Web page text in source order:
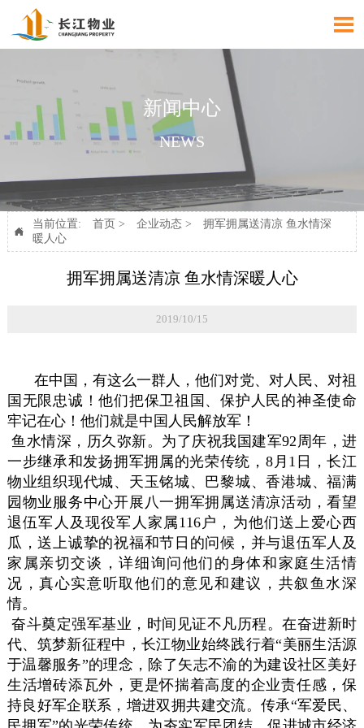

新闻中心
NEWS

当前位置: 首页 > 企业动态>
拥军拥属送清凉 鱼水情深
暖人心
拥军拥属送清凉 鱼水情深暖人心
2019/10/15
在中国，有这么一群人，他们对党、对人民、对祖
国无限忠诚！他们把保卫祖国、保护人民的神圣使命
牢记在心！他们就是中国人民解放军！
鱼水情深，历久弥新。为了庆祝我国建军92周年，进
一步继承和发扬拥军拥属的光荣传统，8月1日，长江
物业组织现代城、天玉铭城、巴黎城、香港城、福满
园物业服务中心开展八一拥军拥属送清凉活动，看望
退伍军人及现役军人家属116户，为他们送上爱心西
瓜，送上诚挚的祝福和节日的问候，并与退伍军人及
家属亲切交谈，详细询问他们的身体和家庭生活情
况，真心实意听取他们的意见和建议，共叙鱼水深
情。
奋斗奠定强军基业，时间见证不凡历程。在奋进新时
代、筑梦新征程中，长江物业始终践行着“美丽生活源
于温馨服务”的理念，除了矢志不渝的为建设社区美好
生活增砖添瓦外，更是怀揣着高度的企业责任感，保
持良好军企联系，增进双拥共建交流。传承“军爱民、